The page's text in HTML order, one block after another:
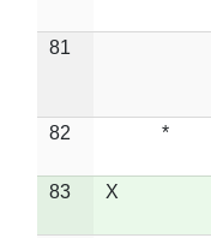
81
82 *
83 X